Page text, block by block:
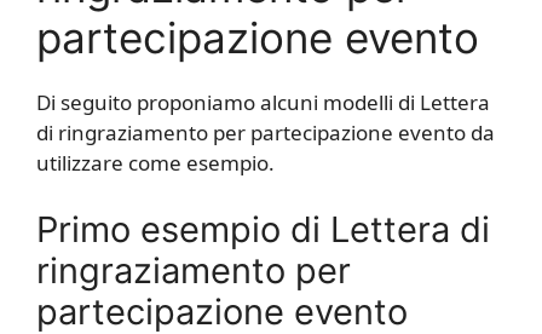
partecipazione evento
Di seguito proponiamo alcuni modelli di Lettera
di ringraziamento per partecipazione evento da
utilizzare come esempio.
Primo esempio di Lettera di
ringraziamento per
partecipazione evento